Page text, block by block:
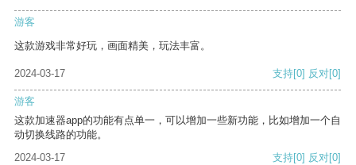
游客
这款游戏非常好玩，画面精美，玩法丰富。
2024-03-17 支持[0] 反对[0]
游客
这款加速器app的功能有点单一，可以增加一些新功能，比如增加一个自
动切换线路的功能。
2024-03-17
支持[0] 反对[0]